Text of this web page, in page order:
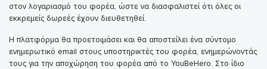
στον λογαριασμό του φορέα, ώστε να διασφαλιστεί ότι όλες οι
εκκρεμείς δωρεές έχουν διευθετηθεί.
Η πλατφόρμα θα προετοιμάσει και θα αποστείλει ένα σύντομο
ενημερωτικό email στους υποστηρικτές του φορέα, ενημερώνοντάς
τους για την αποχώρηση του φορέα από το YouBeHero. Στο ίδιο